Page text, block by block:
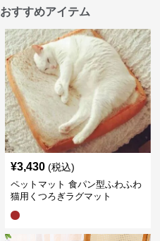
すすめアイテム
¥3,430 (税込)
ペットマット 食パン型ふわふわ
猫用くつろぎラグマット